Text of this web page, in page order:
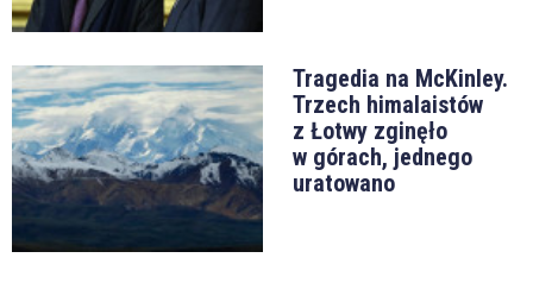
Tragedia na McKinley.
Trzech himalaistów
z Łotwy zginęło
w górach, jednego
uratowano